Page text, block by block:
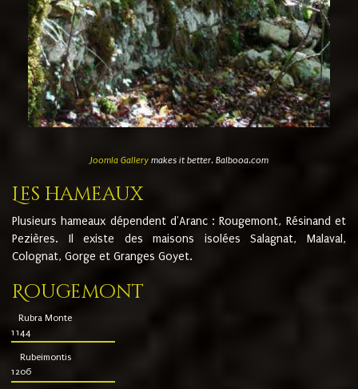
Joomla Gallerymakes it better. Balbooa.com
Les hameaux
Plusieurs hameaux dépendent d'Aranc : Rougemont, Résinand et
Pezières. Il existe des maisons isolées Salagnat, Malaval,
Colognat, Gorge et Granges Goyet.
Rougemont
Rubra Monte
1144
Rubeimontis
1206